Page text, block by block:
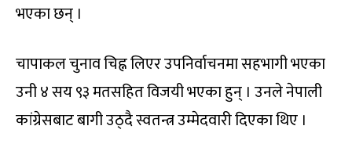
भएका छन् ।
चापाकल चुनाव चिह्न लिएर उपनिर्वाचनमा सहभागी भएका
उनी ४ सय ९३ मतसहित विजयी भएका हुन् । उनले नेपाली
कांग्रेसबाट बागी उठ्दै स्वतन्त्र उम्मेदवारी दिएका थिए ।